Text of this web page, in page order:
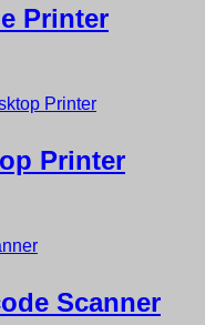
Printer
Printer
Scanner